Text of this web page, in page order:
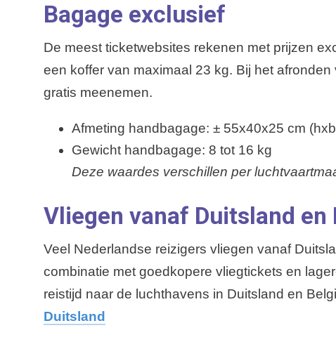
Bagage exclusief
De meest ticketwebsites rekenen met prijzen
een koffer van maximaal 23 kg. Bij het
gratis meenemen.
Afmeting handbagage: ± 55x40x25 cm
Gewicht handbagage: 8 tot 16 kg
Deze waardes verschillen per
Vliegen vanaf Duitsland en
Veel Nederlandse reizigers vliegen vanaf
combinatie met goedkopere vliegtickets en
reistijd naar de luchthavens in Duitsland en
Duitsland